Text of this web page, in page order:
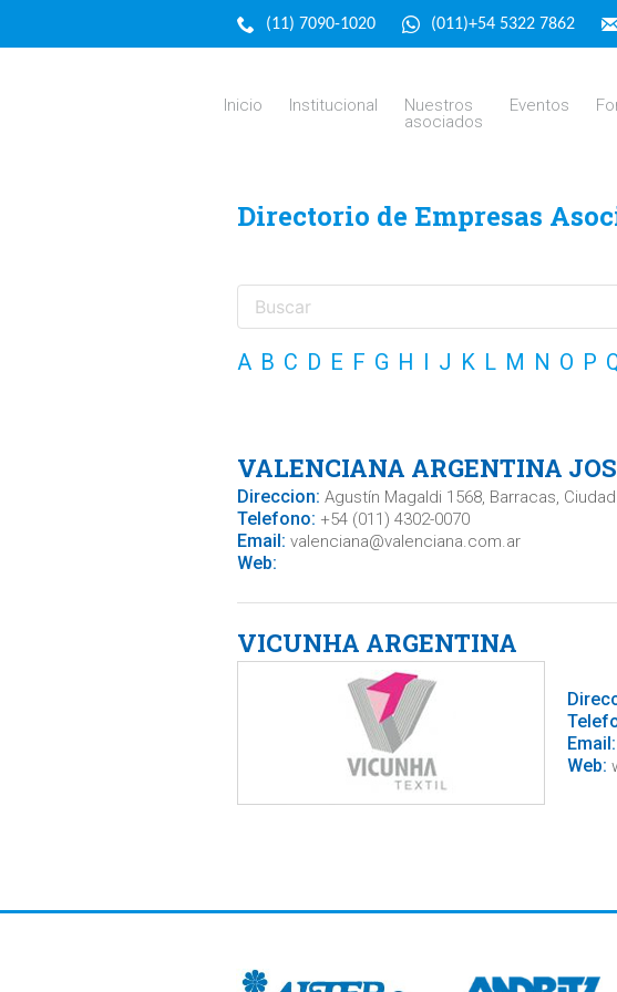
(11) 7090-1020 (011)+54 5322 7862
Inicio Institucional
Nuestros
asociados
Eventos
Directorio de Empresas
A B C D E F G H I J K L M N O P
VALENCIANA ARGENTINA
Direccion: Agustín Magaldi 1568, Barracas,
Telefono: +54 (011) 4302-0070
Email: valenciana@valenciana.com.ar
Web:
VICUNHA ARGENTINA
Email:
Web: